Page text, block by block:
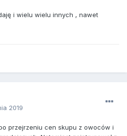
i wielu wielu innych , nawet
2019
przejrzeniu cen skupu z owoców i